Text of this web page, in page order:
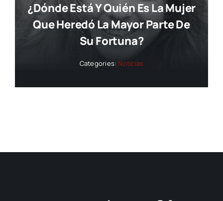
¿dónde Está Y Quién Es La Mujer
Que Heredó La Mayor Parte De
Su Fortuna?
Categories: Noticias